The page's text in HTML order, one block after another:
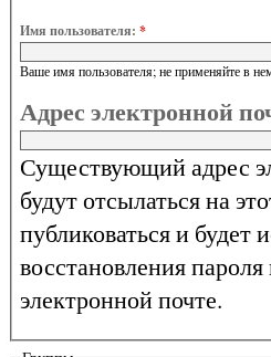
Имя пользователя: *
Ваше имя пользователя; не применяйте в
Адрес электронной
Существующий адрес
будут отсылаться на
публиковаться и
восстановления
электронной почте.